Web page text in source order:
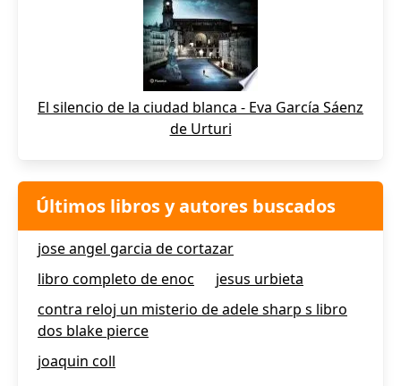
El silencio de la ciudad blanca - Eva García Sáenz
de Urturi
Últimos libros y autores buscados
jose angel garcia de cortazar
libro completo de enoc
jesus urbieta
contra reloj un misterio de adele sharp s libro
dos blake pierce
joaquin coll